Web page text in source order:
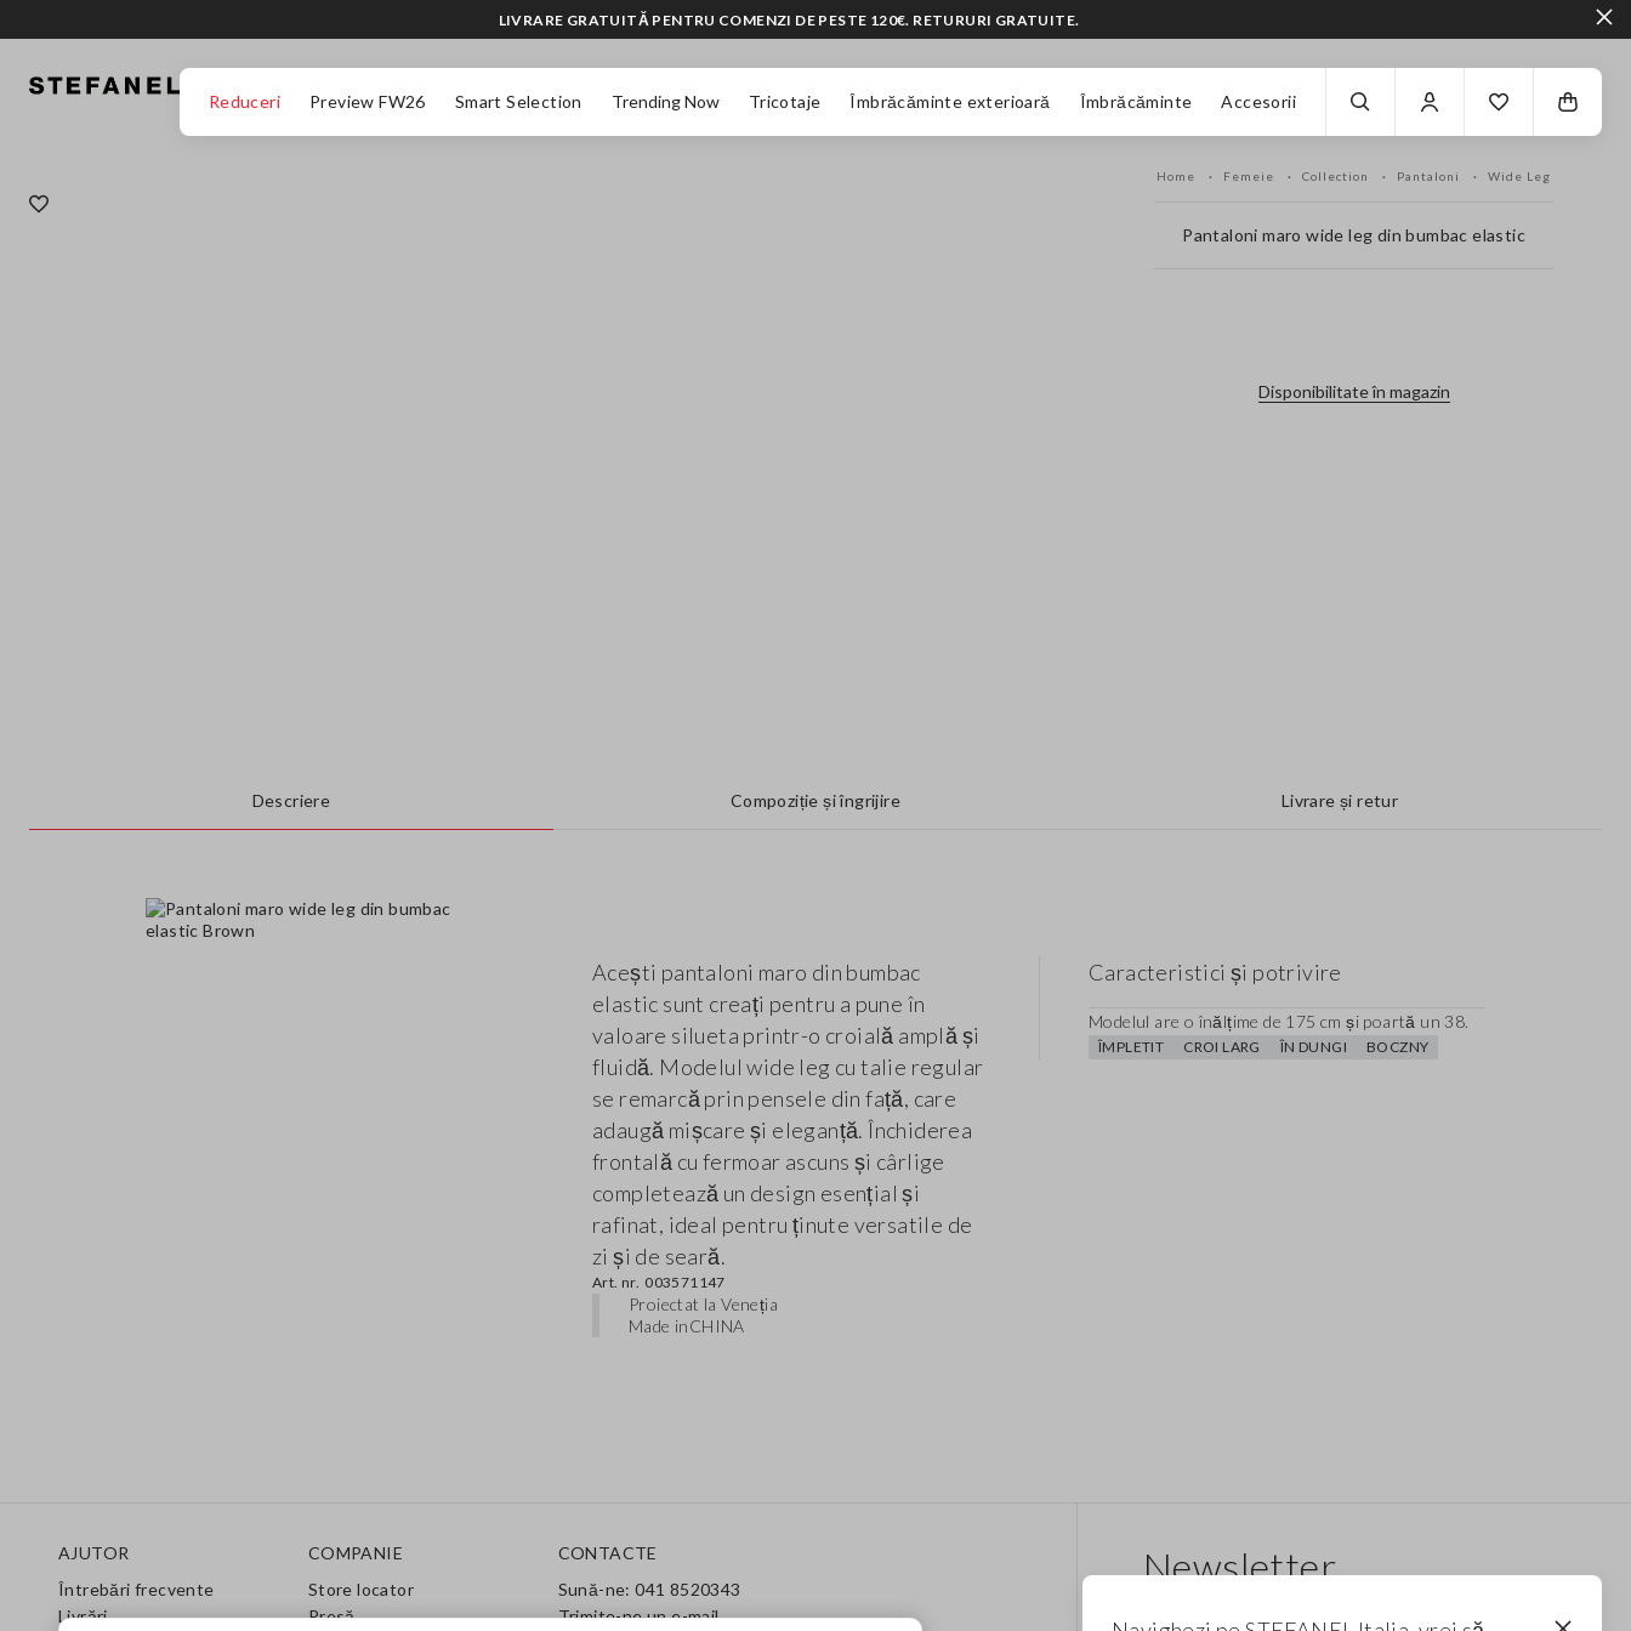
Reduceri Preview FW26 Smart Selection Trending Now Tricotaje Îmbrăcăminte exterioară Îmbrăcăminte Accesorii
LIVRARE GRATUITĂ PENTRU COMENZI DE PESTE 120€. RETURURI GRATUITE.
Home Femeie Collection Pantaloni Wide Leg
Pantaloni maro wide leg din bumbac elastic
Disponibilitate în magazin
Descriere Compoziție și îngrijire Livrare și retur
Acești pantaloni maro din bumbac
elastic sunt creați pentru a pune în
valoare silueta printr-o croială amplă și
fluidă. Modelul wide leg cu talie regular
se remarcă prin pensele din față, care
adaugă mișcare și eleganță. Închiderea
frontală cu fermoar ascuns și cârlige
completează un design esențial și
rafinat, ideal pentru ținute versatile de
zi și de seară.
Art. nr. 003571147
Proiectat la Veneția
Made inCHINA
Caracteristici și potrivire
Modelul are o înălțime de 175 cm și poartă un 38.
ÎMPLETIT CROI LARG ÎN DUNGI BOCZNY
AJUTOR
Întrebări frecvente
Livrări
COMPANIE
Store locator
Presă
CONTACTE
Sună-ne: 041 8520343
Trimite-ne un e-mail
Newsletter